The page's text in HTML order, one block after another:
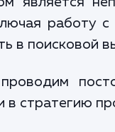
работу
в поисковой
в стратегию